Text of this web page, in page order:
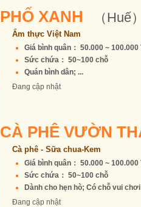
PHỐ XANH （Huế
Ẩm thực Việt Nam
Giá bình quân： 50.000 ~ 100.000
Sức chứa： 50~100 chỗ
Quán bình dân; ...
Đang cập nhật
CÀ PHÊ VƯỜN
Cà phê - Sữa chua-Kem
Giá bình quân： 50.000 ~ 100.000
Sức chứa： 50~100 chỗ
Dành cho hẹn hò; Có chỗ vui
Đang cập nhật